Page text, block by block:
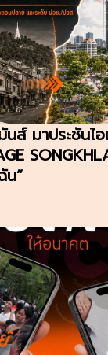
ส์ มาประชันไ
น”